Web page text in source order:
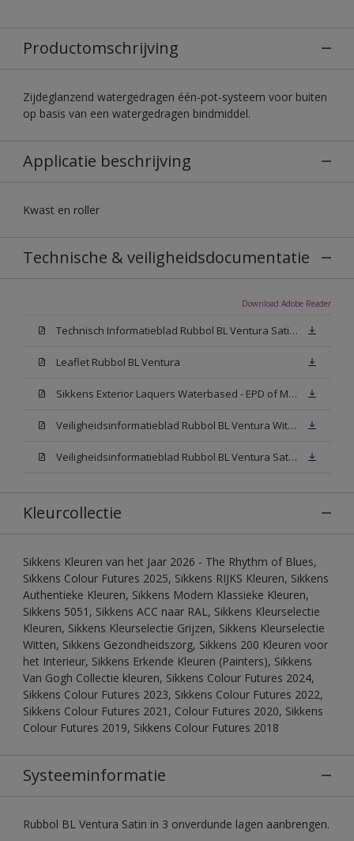
Productomschrijving
Zijdeglanzend watergedragen één-pot-systeem voor buiten
op basis van een watergedragen bindmiddel.
Applicatie beschrijving
Kwast en roller
Technische & veiligheidsdocumentatie
Download Adobe Reader
Technisch Informatieblad Rubbol BL Ventura Satin (PDF)
Leaflet Rubbol BL Ventura
Sikkens Exterior Laquers Waterbased - EPD of Milieuproductverklaring
Veiligheidsinformatieblad Rubbol BL Ventura Wit W05(MSDS)
Veiligheidsinformatieblad Rubbol BL Ventura Satin N00 (MSDS)
Kleurcollectie
Sikkens Kleuren van het Jaar 2026 - The Rhythm of Blues,
Sikkens Colour Futures 2025, Sikkens RIJKS Kleuren, Sikkens
Authentieke Kleuren, Sikkens Modern Klassieke Kleuren,
Sikkens 5051, Sikkens ACC naar RAL, Sikkens Kleurselectie
Kleuren, Sikkens Kleurselectie Grijzen, Sikkens Kleurselectie
Witten, Sikkens Gezondheidszorg, Sikkens 200 Kleuren voor
het Interieur, Sikkens Erkende Kleuren (Painters), Sikkens
Van Gogh Collectie kleuren, Sikkens Colour Futures 2024,
Sikkens Colour Futures 2023, Sikkens Colour Futures 2022,
Sikkens Colour Futures 2021, Colour Futures 2020, Sikkens
Colour Futures 2019, Sikkens Colour Futures 2018
Systeeminformatie
Rubbol BL Ventura Satin in 3 onverdunde lagen aanbrengen.